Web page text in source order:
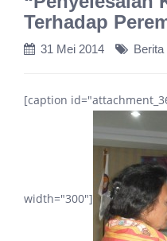
Terhadap
31 Mei 2014 Berita
[caption
width="300"]